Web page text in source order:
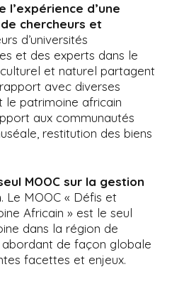
l’expérience d’une
chercheurs et
d’universités
et des experts dans le
et naturel partagent
avec diverses
le patrimoine africain
aux communautés
restitution des biens
MOOC sur la gestion
. Le MOOC « Défis et
Africain » est le seul
dans la région de
abordant de façon globale
facettes et enjeux.